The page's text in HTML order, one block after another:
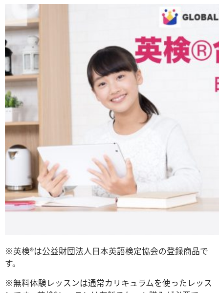
※英検®は公益財団法人日本英語検定協会の登録商品で
す。
※無料体験レッスンは通常カリキュラムを使ったレッス